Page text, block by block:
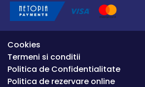
Cookies
Termeni si conditii
Politica de Confidentialitate
Politica de rezervare online